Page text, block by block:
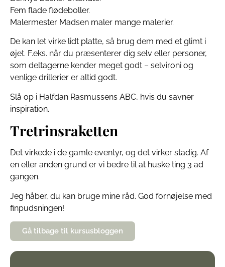
Fem flade flødeboller.
Malermester Madsen maler mange malerier.
De kan let virke lidt platte, så brug dem med et glimt i
øjet. F.eks. når du præsenterer dig selv eller personer,
som deltagerne kender meget godt – selvironi og
venlige drillerier er altid godt.
Slå op i Halfdan Rasmussens ABC, hvis du savner
inspiration.
Tretrinsraketten
Det virkede i de gamle eventyr, og det virker stadig. Af
en eller anden grund er vi bedre til at huske ting 3 ad
gangen.
Jeg håber, du kan bruge mine råd. God fornøjelse med
finpudsningen!
Gå tilbage til kursusbloggen